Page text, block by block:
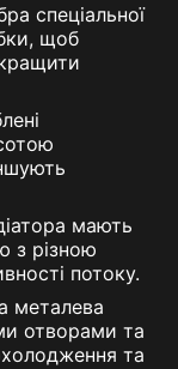
спеціальної
щоб
мають
з різною
потоку.
металева
отворами та
та